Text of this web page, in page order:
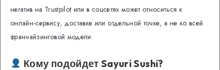
негатив на Trustpilot или в соцсетях может относиться к
онлайн-сервису, доставке или отдельной точке, а не ко всей
франчайзинговой модели.
Кому подойдет Sayuri Sushi?